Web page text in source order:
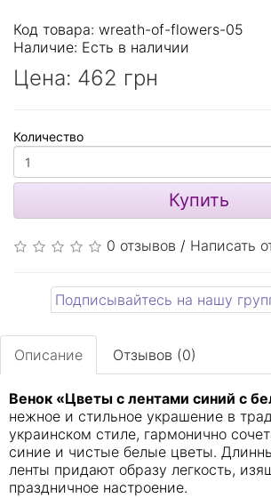
Код товара: wreath-of-flowers-05
Наличие: Есть в наличии
Цена: 462 грн
Количество
Купить
0 отзывов / Написать
Подписывайтесь на нашу
Описание Отзывов (0)
Венок «Цветы с лентами синий с
нежное и стильное украшение в
украинском стиле, гармонично
синие и чистые белые цветы.
ленты придают образу легкость,
праздничное настроение.